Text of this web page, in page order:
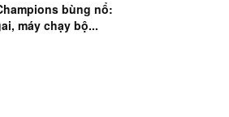
bùng nổ:
máy chạy bộ...